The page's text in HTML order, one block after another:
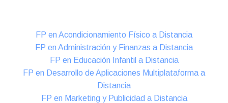
FP en Acondicionamiento Físico a Distancia
FP en Administración y Finanzas a Distancia
FP en Educación Infantil a Distancia
FP en Desarrollo de Aplicaciones Multiplataforma a
Distancia
FP en Marketing y Publicidad a Distancia